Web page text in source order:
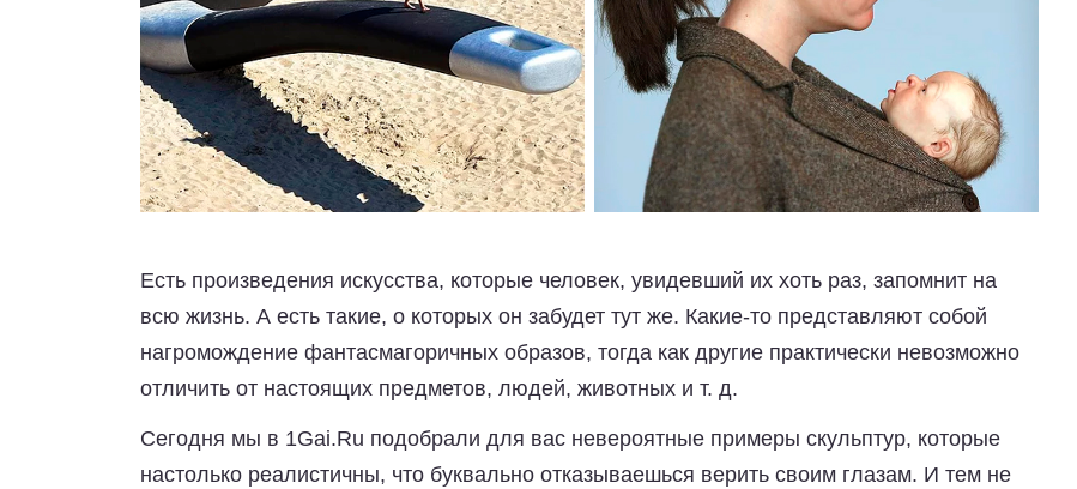
Есть произведения искусства, которые человек, увидевший их хоть раз, запомнит на
всю жизнь. А есть такие, о которых он забудет тут же. Какие-то представляют собой
нагромождение фантасмагоричных образов, тогда как другие практически невозможно
отличить от настоящих предметов, людей, животных и т. д.
Сегодня мы в 1Gai.Ru подобрали для вас невероятные примеры скульптур, которые
настолько реалистичны, что буквально отказываешься верить своим глазам. И тем не